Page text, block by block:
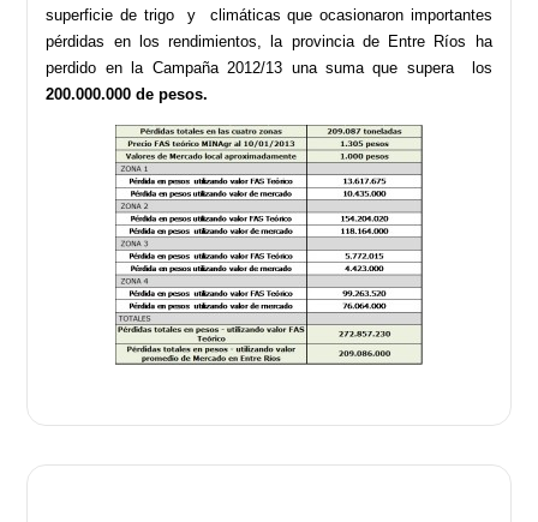
superficie de trigo y climáticas que ocasionaron importantes
pérdidas en los rendimientos, la provincia de Entre Ríos ha
perdido en la Campaña 2012/13 una suma que supera los
200.000.000 de pesos.